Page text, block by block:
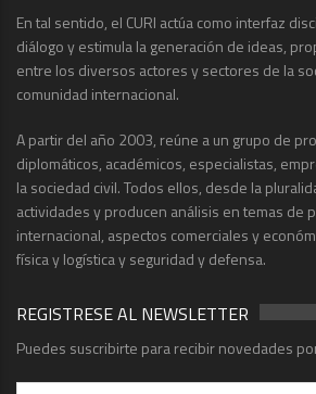
En tal sentido, el CURI actúa como interfaz
diálogo y estimula la generación de ideas,
entre los diversos actores y sectores de la
comunidad internacional.
A partir del año 2003, reúne a un grupo de
diplomáticos, académicos, especialistas,
la sociedad civil. Todos ellos, desde la
actividades y producen análisis en temas de
internacional, aspectos comerciales y
física y logística y seguridad y defensa.
REGISTRESE AL NEWSLETTER
Puedes suscribirte para recibir novedades